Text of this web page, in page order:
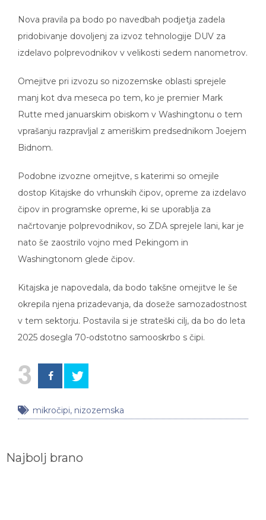
Nova pravila pa bodo po navedbah podjetja zadela
pridobivanje dovoljenj za izvoz tehnologije DUV za
izdelavo polprevodnikov v velikosti sedem nanometrov.
Omejitve pri izvozu so nizozemske oblasti sprejele
manj kot dva meseca po tem, ko je premier Mark
Rutte med januarskim obiskom v Washingtonu o tem
vprašanju razpravljal z ameriškim predsednikom Joejem
Bidnom.
Podobne izvozne omejitve, s katerimi so omejile
dostop Kitajske do vrhunskih čipov, opreme za izdelavo
čipov in programske opreme, ki se uporablja za
načrtovanje polprevodnikov, so ZDA sprejele lani, kar je
nato še zaostrilo vojno med Pekingom in
Washingtonom glede čipov.
Kitajska je napovedala, da bodo takšne omejitve le še
okrepila njena prizadevanja, da doseže samozadostnost
v tem sektorju. Postavila si je strateški cilj, da bo do leta
2025 dosegla 70-odstotno samooskrbo s čipi.
3
mikročipi, nizozemska
Najbolj brano